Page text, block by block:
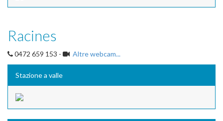
Racines
0472 659 153 - Altre webcam...
Stazione a valle